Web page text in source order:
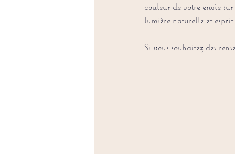
couleur de votre envie
lumière naturelle et
Si vous souhaitez des